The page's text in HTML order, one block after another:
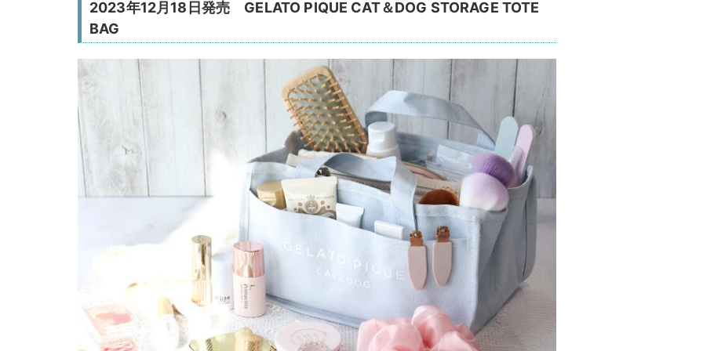
2023年12月18日発売 GELATO PIQUE CAT＆DOG STORAGE TOTE
BAG